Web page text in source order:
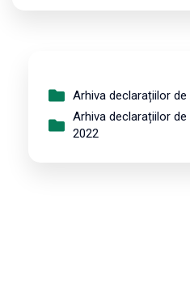
Arhiva declarațiilor
Arhiva declarațiilor
2022